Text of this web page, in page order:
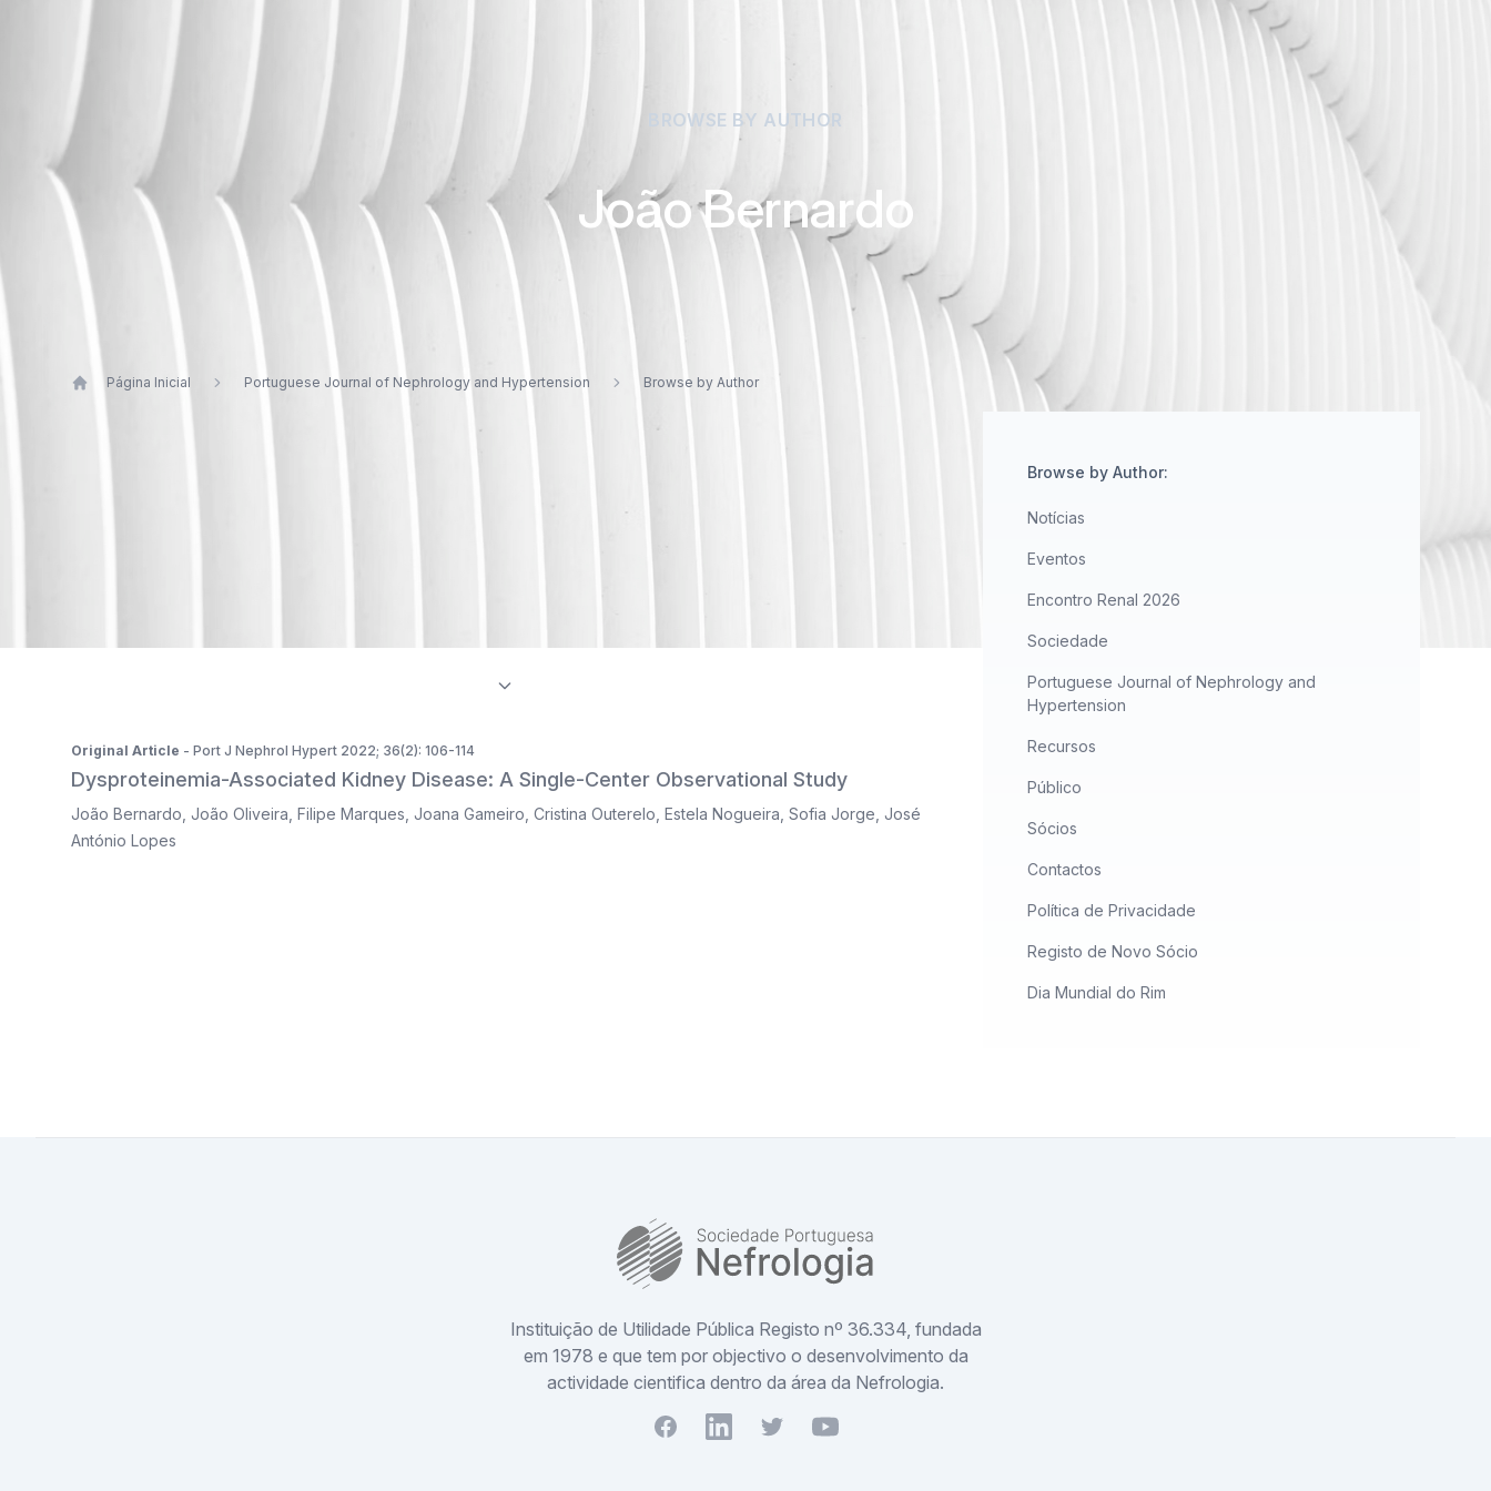
BROWSE BY AUTHOR
João Bernardo
Página Inicial Portuguese Journal of Nephrology and Hypertension Browse by Author
Publications by João Bernardo
Original Article - Port J Nephrol Hypert 2022; 36(2): 106-114
Dysproteinemia-Associated Kidney Disease: A Single-Center Observational Study
João Bernardo João Oliveira Filipe Marques Joana Gameiro Cristina Outerelo Estela Nogueira Sofia Jorge José
António Lopes
Browse by Author:
Notícias
Eventos
Encontro Renal 2026
Sociedade
Portuguese Journal of Nephrology and
Hypertension
Recursos
Público
Sócios
Contactos
Política de Privacidade
Registo de Novo Sócio
Dia Mundial do Rim
Instituição de Utilidade Pública Registo nº 36.334, fundada
em 1978 e que tem por objectivo o desenvolvimento da
actividade cientifica dentro da área da Nefrologia.
FacebookYoutubeTwitterYoutube